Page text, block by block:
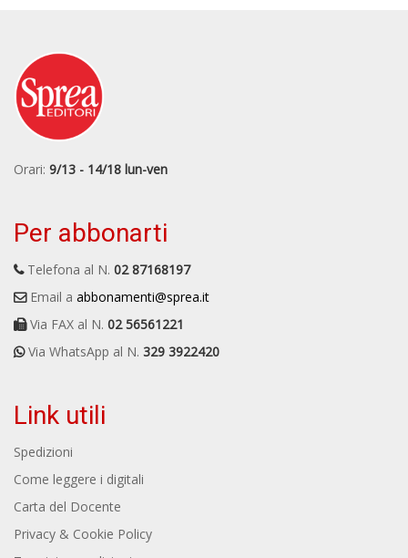
Orari: 9/13 - 14/18 lun-ven
Per abbonarti
Telefona al N. 02 87168197
Email a abbonamenti@sprea.it
Via FAX al N. 02 56561221
Via WhatsApp al N. 329 3922420
Link utili
Spedizioni
Come leggere i digitali
Carta del Docente
Privacy & Cookie Policy